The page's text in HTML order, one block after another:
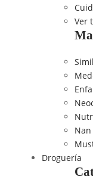
Ver
Nan
Droguería